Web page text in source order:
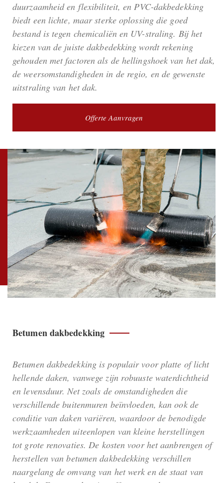
duurzaamheid en flexibiliteit, en PVC-dakbedekking
biedt een lichte, maar sterke oplossing die goed
bestand is tegen chemicaliën en UV-straling. Bij het
kiezen van de juiste dakbedekking wordt rekening
gehouden met factoren als de hellingshoek van het dak,
de weersomstandigheden in de regio, en de gewenste
uitstraling van het dak.
Offerte Aanvragen
Betumen dakbedekking
Betumen dakbedekking is populair voor platte of licht
hellende daken, vanwege zijn robuuste waterdichtheid
en levensduur. Net zoals de omstandigheden die
verschillende buitenmuren beïnvloeden, kan ook de
conditie van daken variëren, waardoor de benodigde
werkzaamheden uiteenlopen van kleine herstellingen
tot grote renovaties. De kosten voor het aanbrengen of
herstellen van betumen dakbedekking verschillen
naargelang de omvang van het werk en de staat van